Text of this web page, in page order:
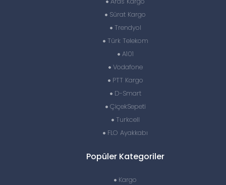
Sürat Kargo
Trendyol
Türk Telekom
A101
Vodafone
PTT Kargo
D-Smart
ÇiçekSepeti
Turkcell
FLO Ayakkabı
Popüler Kategoriler
Kargo